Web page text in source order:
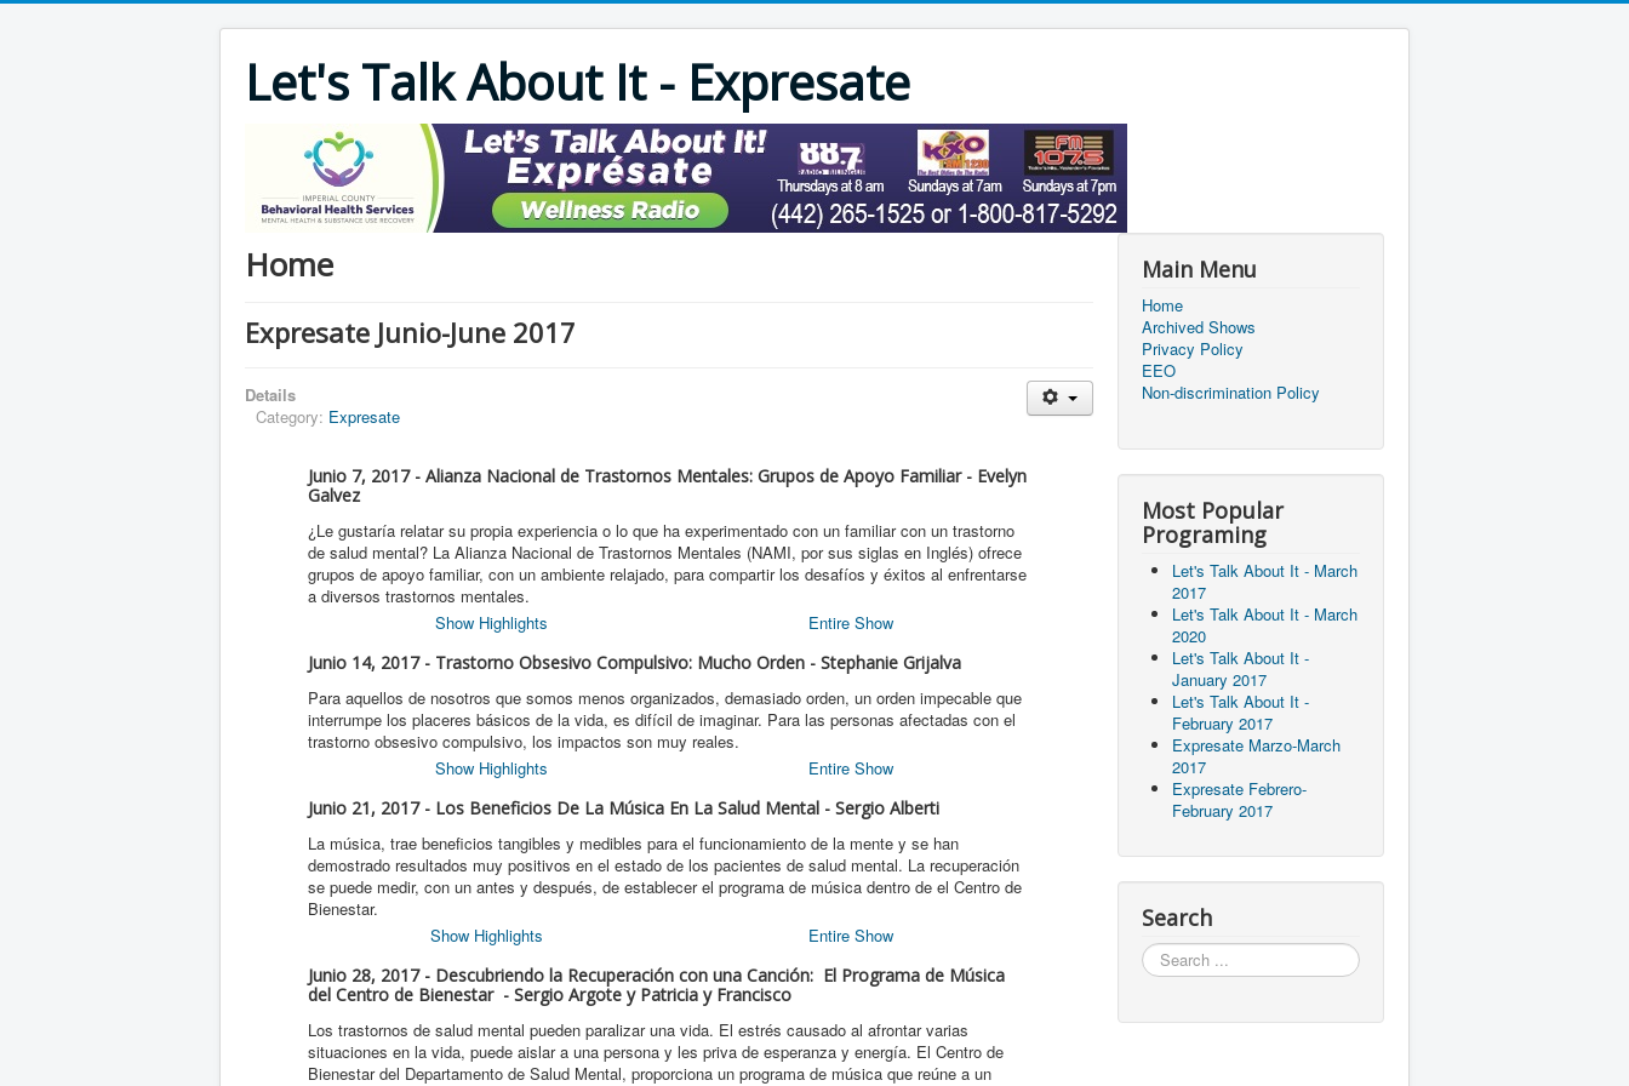
Let's Talk About It - Expresate
Home
Expresate Junio-June 2017
Details
Category: Expresate
Junio 7, 2017 - Alianza Nacional de Trastornos Mentales: Grupos de Apoyo Familiar - Evelyn
Galvez
¿Le gustaría relatar su propia experiencia o lo que ha experimentado con un familiar con un trastorno
de salud mental? La Alianza Nacional de Trastornos Mentales (NAMI, por sus siglas en Inglés) ofrece
grupos de apoyo familiar, con un ambiente relajado, para compartir los desafíos y éxitos al enfrentarse
a diversos trastornos mentales.
Show Highlights
Entire Show
Junio 14, 2017 - Trastorno Obsesivo Compulsivo: Mucho Orden - Stephanie Grijalva
Para aquellos de nosotros que somos menos organizados, demasiado orden, un orden impecable que
interrumpe los placeres básicos de la vida, es difícil de imaginar. Para las personas afectadas con el
trastorno obsesivo compulsivo, los impactos son muy reales.
Show Highlights
Entire Show
Junio 21, 2017 - Los Beneficios De La Música En La Salud Mental - Sergio Alberti
La música, trae beneficios tangibles y medibles para el funcionamiento de la mente y se han
demostrado resultados muy positivos en el estado de los pacientes de salud mental. La recuperación
se puede medir, con un antes y después, de establecer el programa de música dentro de el Centro de
Bienestar.
Show Highlights
Entire Show
Junio 28, 2017 - Descubriendo la Recuperación con una Canción: El Programa de Música
del Centro de Bienestar - Sergio Argote y Patricia y Francisco
Los trastornos de salud mental pueden paralizar una vida. El estrés causado al afrontar varias
situaciones en la vida, puede aislar a una persona y les priva de esperanza y energía. El Centro de
Bienestar del Departamento de Salud Mental, proporciona un programa de música que reúne a un
Main Menu
Home
Archived Shows
Privacy Policy
EEO
Non-discrimination Policy
Most Popular
Programing
Let's Talk About It - March
2017
Let's Talk About It - March
2020
Let's Talk About It -
January 2017
Let's Talk About It -
February 2017
Expresate Marzo-March
2017
Expresate Febrero-
February 2017
Search
Search